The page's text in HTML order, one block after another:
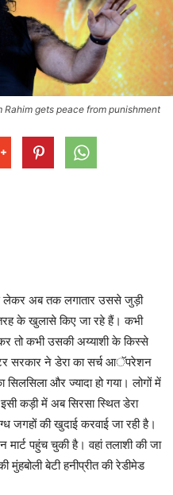
gets peace from punishment
लेकर अब तक लगातार उससे जुड़ी
के खुलासे किए जा रहे हैं। कभी
तो कभी उसकी अय्याशी के किस्से
सरकार ने डेरा का सर्च आॅपरेशन
सिलसिला और ज्यादा हो गया। लोगों में
कड़ी में अब सिरसा स्थित डेरा
जगहों की खुदाई करवाई जा रही है।
पहुंच चुकी है। वहां तलाशी की जा
मुंहबोली बेटी हनीप्रीत की रेडीमेड